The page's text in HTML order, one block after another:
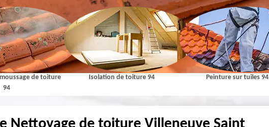
de toiture
94
Isolation de toiture 94 Peinture sur tuiles 94